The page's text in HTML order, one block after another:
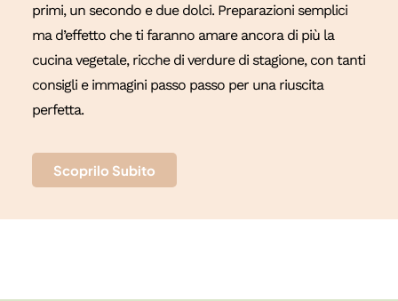
primi, un secondo e due dolci. Preparazioni semplici
ma d’effetto che ti faranno amare ancora di più la
cucina vegetale, ricche di verdure di stagione, con tanti
consigli e immagini passo passo per una riuscita
perfetta.
Scoprilo Subito